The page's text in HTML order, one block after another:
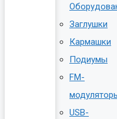
Заглушки
Кармашки
Подиумы
FM-
USB-